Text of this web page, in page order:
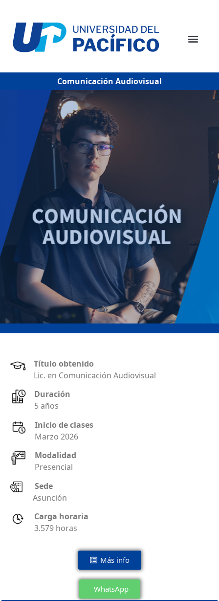
Comunicación Audiovisual
Título obtenido
Lic. en Comunicación Audiovisual
Duración
5 años
Inicio de clases
Marzo 2026
Modalidad
Presencial
Sede
Asunción
Carga horaria
3.579 horas
Más info
WhatsApp